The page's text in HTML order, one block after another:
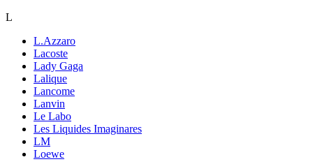
L
L.Azzaro
Lacoste
Lady Gaga
Lalique
Lancome
Lanvin
Le Labo
Les Liquides Imaginares
LM
Loewe